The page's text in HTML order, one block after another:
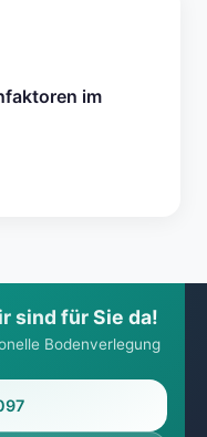
im
sind für Sie da!
Bodenverlegung